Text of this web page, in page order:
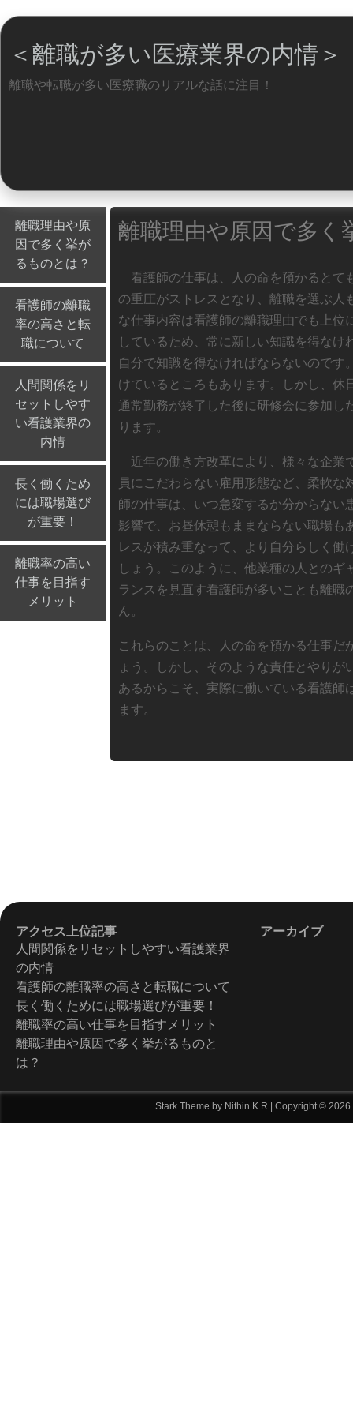
＜離職が多い医療業界の内情＞
離職や転職が多い医療職のリアルな話に注目！
離職理由や原
因で多く挙が
るものとは？
看護師の離職
率の高さと転
職について
人間関係をリ
セットしやす
い看護業界の
内情
長く働くため
には職場選び
が重要！
離職率の高い
仕事を目指す
メリット
離職理由や原因で多く
看護師の仕事は、人の命を預かるとて
の重圧がストレスとなり、離職を選ぶ人
な仕事内容は看護師の離職理由でも上位
しているため、常に新しい知識を得な
自分で知識を得なければならないので
けているところもあります。しかし、休
通常勤務が終了した後に研修会に参加し
ります。
近年の働き方改革により、様々な企業
員にこだわらない雇用形態など、柔軟
師の仕事は、いつ急変するか分からない
影響で、お昼休憩もままならない職場
レスが積み重なって、より自分らしく
しょう。このように、他業種の人との
ランスを見直す看護師が多いことも離
ん。
これらのことは、人の命を預かる仕事
ょう。しかし、そのような責任とやり
あるからこそ、実際に働いている看護師
ます。
アクセス上位記事
人間関係をリセットしやすい看護業界
の内情
看護師の離職率の高さと転職について
長く働くためには職場選びが重要！
離職率の高い仕事を目指すメリット
離職理由や原因で多く挙がるものと
は？
アーカイブ
Stark Theme by Nithin K R | Copyright ©